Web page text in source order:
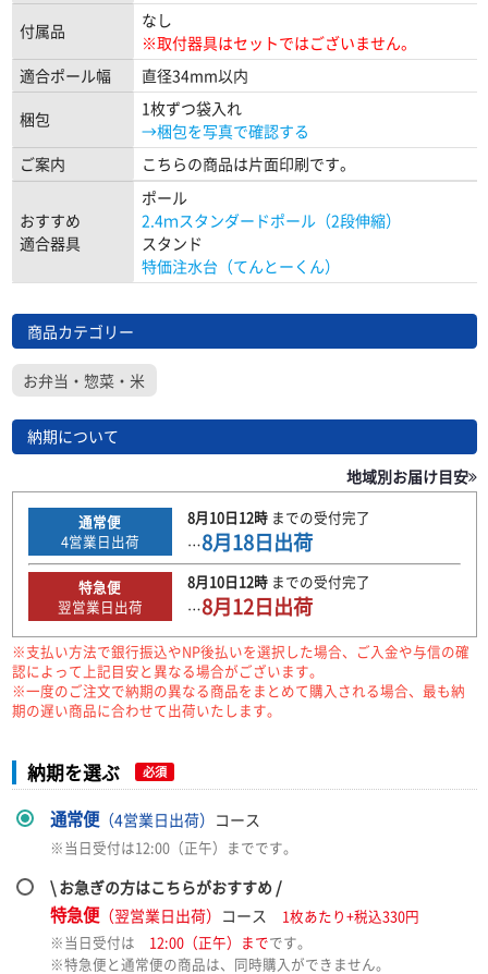
付属品
なし
※取付器具はセットではございません。
適合ポール幅
直径34mm以内
梱包
1枚ずつ袋入れ
→梱包を写真で確認する
ご案内
こちらの商品は片面印刷です。
おすすめ
適合器具
ポール
2.4ｍスタンダードポール（2段伸縮）
スタンド
特価注水台（てんとーくん）
商品カテゴリー
お弁当・惣菜・米
納期について
地域別お届け目安
通常便
4営業日出荷
8月10日12時までの受付完了
…8月18日出荷
特急便
翌営業日出荷
8月10日12時までの受付完了
…8月12日出荷
※支払い方法で銀行振込やNP後払いを選択した場合、ご入金や与信の確
認によって上記目安と異なる場合がございます。
※一度のご注文で納期の異なる商品をまとめて購入される場合、最も納
期の遅い商品に合わせて出荷いたします。
納期を選ぶ 必須
通常便（4営業日出荷） コース
※当日受付は12:00（正午）までです。
\ お急ぎの方はこちらがおすすめ /
特急便（翌営業日出荷） コース
1枚あたり+税込330円
※当日受付は 12:00（正午）までです。
※特急便と通常便の商品は、同時購入ができません。